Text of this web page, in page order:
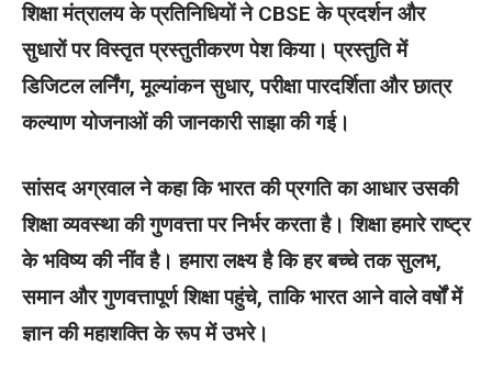
शिक्षा मंत्रालय के प्रतिनिधियों ने CBSE के प्रदर्शन और
सुधारों पर विस्तृत प्रस्तुतीकरण पेश किया। प्रस्तुति में
डिजिटल लर्निंग, मूल्यांकन सुधार, परीक्षा पारदर्शिता और छात्र
कल्याण योजनाओं की जानकारी साझा की गई।
सांसद अग्रवाल ने कहा कि भारत की प्रगति का आधार उसकी
शिक्षा व्यवस्था की गुणवत्ता पर निर्भर करता है। शिक्षा हमारे राष्ट्र
के भविष्य की नींव है। हमारा लक्ष्य है कि हर बच्चे तक सुलभ,
समान और गुणवत्तापूर्ण शिक्षा पहुंचे, ताकि भारत आने वाले वर्षों में
ज्ञान की महाशक्ति के रूप में उभरे।